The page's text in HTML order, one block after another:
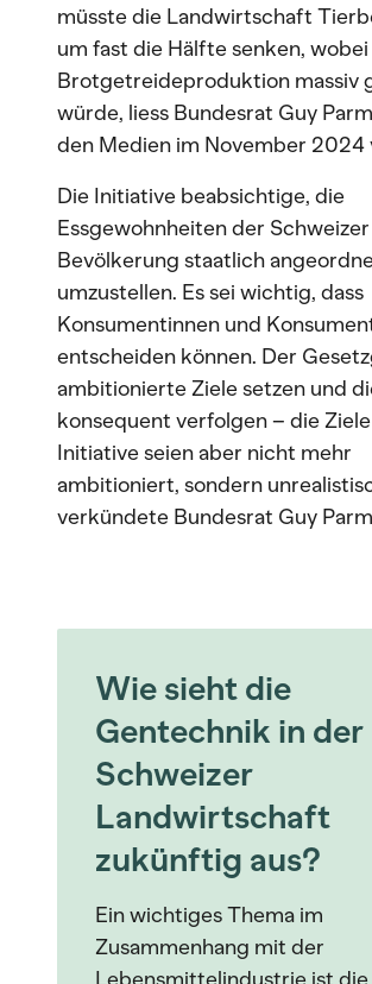
müsste die Landwirtschaft
um fast die Hälfte senken,
Brotgetreideproduktion massiv
würde, liess Bundesrat Guy
den Medien im November 2024
Die Initiative beabsichtige, die
Essgewohnheiten der Schweizer
Bevölkerung staatlich
umzustellen. Es sei wichtig, dass
Konsumentinnen und
entscheiden können. Der
ambitionierte Ziele setzen und
konsequent verfolgen – die
Initiative seien aber nicht mehr
ambitioniert, sondern
verkündete Bundesrat Guy
Wie sieht die
Gentechnik in der
Schweizer
Landwirtschaft
zukünftig aus?
Ein wichtiges Thema im
Zusammenhang mit der